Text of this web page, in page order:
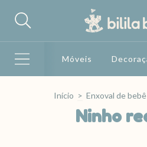
Móveis
Início > Enxoval de bebê
Ninho